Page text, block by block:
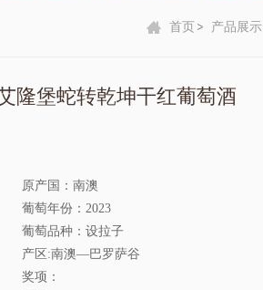
首页 产品展示
隆堡蛇转乾坤干红葡萄酒
原产国：南澳
葡萄年份：2023
葡萄品种：设拉子
产区:南澳—巴罗萨谷
奖项：